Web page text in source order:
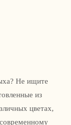
Не ищите
из
цветах,